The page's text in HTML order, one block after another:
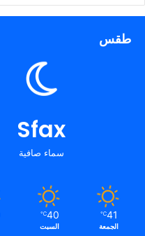
طقس
Sfax
سماء صافية
41
℃
الجمعة
40
℃
السبت